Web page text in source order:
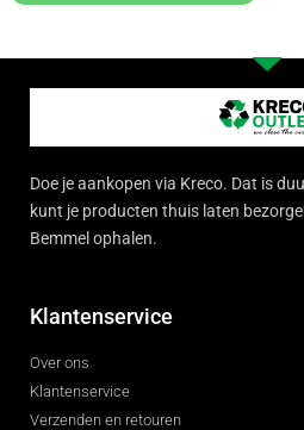
Doe je aankopen via Kreco. Dat is
kunt je producten thuis laten
Bemmel ophalen.
Klantenservice
Over ons
Klantenservice
Verzenden en retouren